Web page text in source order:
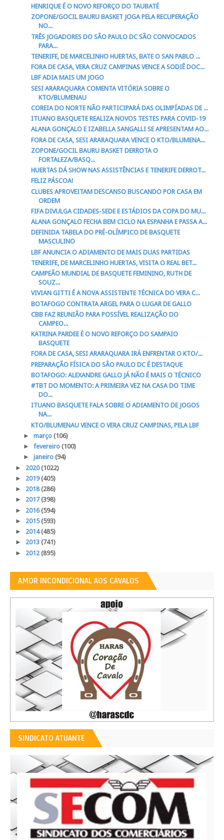
HENRIQUE É O NOVO REFORÇO DO TAUBATÉ
ZOPONE/GOCIL BAURU BASKET JOGA PELA RECUPERAÇÃO
NO...
TRÊS JOGADORES DO SÃO PAULO DC SÃO CONVOCADOS
PARA...
TENERIFE, DE MARCELINHO HUERTAS, BATE O SAN PABLO ...
FORA DE CASA, VERA CRUZ CAMPINAS VENCE A SODIÊ DOC...
LBF ADIA MAIS UM JOGO
SESI ARARAQUARA COMENTA VITÓRIA SOBRE O
KTO/BLUMENAU
COREIA DO NORTE NÃO PARTICIPARÁ DAS OLIMPÍADAS DE ...
ITUANO BASQUETE REALIZA NOVOS TESTES PARA COVID-19
ALANA GONÇALO E IZABELLA SANGALLI SE APRESENTAM AO...
FORA DE CASA, SESI ARARAQUARA VENCE O KTO/BLUMENA...
ZOPONE/GOCIL BAURU BASKET DERROTA O
FORTALEZA/BASQ...
HUERTAS DÁ SHOW NAS ASSISTÊNCIAS E TENERIFE DERROT...
FELIZ PÁSCOA!
CLUBES APROVEITAM DESCANSO BUSCANDO POR CASA EM
ORDEM
FIFA DIVULGA CIDADES-SEDE E ESTÁDIOS DA COPA DO MU...
ALANA GONÇALO FECHA BEM CICLO NA ESPANHA E PASSA A...
DEFINIDA TABELA DO PRÉ-OLÍMPICO DE BASQUETE
MASCULINO
LBF ANUNCIA O ADIAMENTO DE MAIS DUAS PARTIDAS
TENERIFE, DE MARCELINHO HUERTAS, VISITA O REAL BET...
CAMPEÃO MUNDIAL DE BASQUETE FEMININO, RUTH DE
SOUZ...
VIVIAN GITTI É A NOVA ASSISTENTE TÉCNICA DO VERA C...
BOTAFOGO CONTRATA ARGEL PARA O LUGAR DE GALLO
CBB FAZ REUNIÃO PARA POSSÍVEL REALIZAÇÃO DO
CAMPEO...
KATRINA PARDEE É O NOVO REFORÇO DO SAMPAIO
BASQUETE
FORA DE CASA, SESI ARARAQUARA IRÁ ENFRENTAR O KTO/...
PREPARAÇÃO FÍSICA DO SÃO PAULO DC É DESTAQUE
BOTAFOGO: ALEXANDRE GALLO JÁ NÃO É MAIS O TÉCNICO
#TBT DO MOMENTO: A PRIMEIRA VEZ NA CASA DO TIME
DO...
ITUANO BASQUETE FALA SOBRE O ADIAMENTO DE JOGOS
NA...
KTO/BLUMENAU VENCE O VERA CRUZ CAMPINAS, PELA LBF
► março (106)
► fevereiro (100)
► janeiro (94)
► 2020(1022)
► 2019(405)
► 2018(286)
► 2017(398)
► 2016(594)
► 2015(593)
► 2014(485)
► 2013 (741)
► 2012(895)
AMOR INCONDICIONAL AOS CAVALOS
SINDICATO ATUANTE